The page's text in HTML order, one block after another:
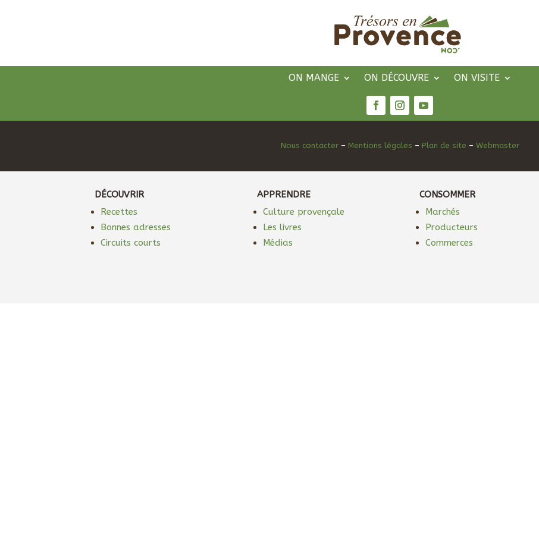
ON MANGE ON DÉCOUVRE ON VISITE
Nous contacter– Mentions légales – Plan de site – Webmaster
DÉCOUVRIR
Recettes
Bonnes adresses
Circuits courts
APPRENDRE
Culture provençale
Les livres
Médias
CONSOMMER
Marchés
Producteurs
Commerces